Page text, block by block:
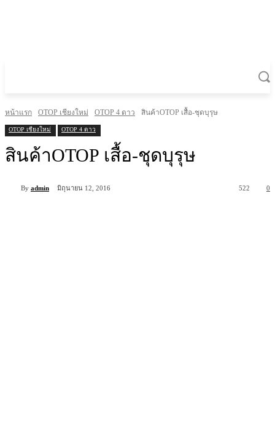
หน้าแรก OTOP เชียงใหม่ OTOP 4 ดาว สินค้าOTOP เสื้อ-ชุดบุรุษ
OTOP เชียงใหม่ OTOP 4 ดาว
สินค้าOTOP เสื้อ-ชุดบุรุษ
By admin มิถุนายน 12, 2016 0
522